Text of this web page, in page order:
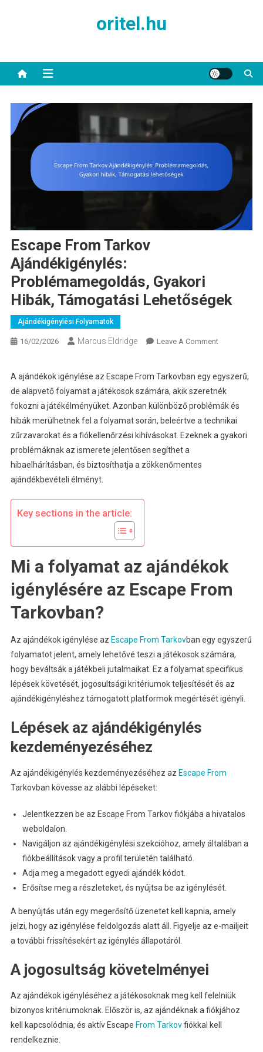
oritel.hu
Escape From Tarkov
Ajándékigénylés:
Problémamegoldás, Gyakori
Hibák, Támogatási Lehetőségek
Ajándékigénylési Folyamatok
16/02/2026 Marcus Eldridge Leave A CommentOn
Tarkov
Gyakori
Hibák,
A ajándékok igénylése az Escape From Tarkovban egy egyszerű,
de alapvető folyamat a játékosok számára, akik szeretnék
fokozni a játékélményüket. Azonban különböző problémák és
hibák merülhetnek fel a folyamat során, beleértve a technikai
zűrzavarokat és a fiókellenőrzési kihívásokat. Ezeknek a gyakori
problémáknak az ismerete jelentősen segíthet a
hibaelhárításban, és biztosíthatja a zökkenőmentes
ajándékbevételi élményt.
Key sections in the article:
Mi a folyamat az ajándékok
igénylésére az Escape From
Tarkovban?
Az ajándékok igénylése az Escape From Tarkovban egy egyszerű
folyamatot jelent, amely lehetővé teszi a játékosok számára,
hogy beváltsák a játékbeli jutalmaikat. Ez a folyamat specifikus
lépések követését, jogosultsági kritériumok teljesítését és az
ajándékigényléshez támogatott platformok megértését igényli.
Lépések az ajándékigénylés
kezdeményezéséhez
Az ajándékigénylés kezdeményezéséhez az Escape From
Tarkovban kövesse az alábbi lépéseket:
Jelentkezzen be az Escape From Tarkov fiókjába a hivatalos
weboldalon.
Navigáljon az ajándékigénylési szekcióhoz, amely általában a
fiókbeállítások vagy a profil területén található.
Adja meg a megadott egyedi ajándék kódot.
Erősítse meg a részleteket, és nyújtsa be az igénylését.
A benyújtás után egy megerősítő üzenetet kell kapnia, amely
jelzi, hogy az igénylése feldolgozás alatt áll. Figyelje az e-mailjeit
a további frissítésekért az igénylés állapotáról.
A jogosultság követelményei
Az ajándékok igényléséhez a játékosoknak meg kell felelniük
bizonyos kritériumoknak. Először is, az ajándéknak a fiókjához
kell kapcsolódnia, és aktív Escape From Tarkovfiókkal kell
rendelkeznie.